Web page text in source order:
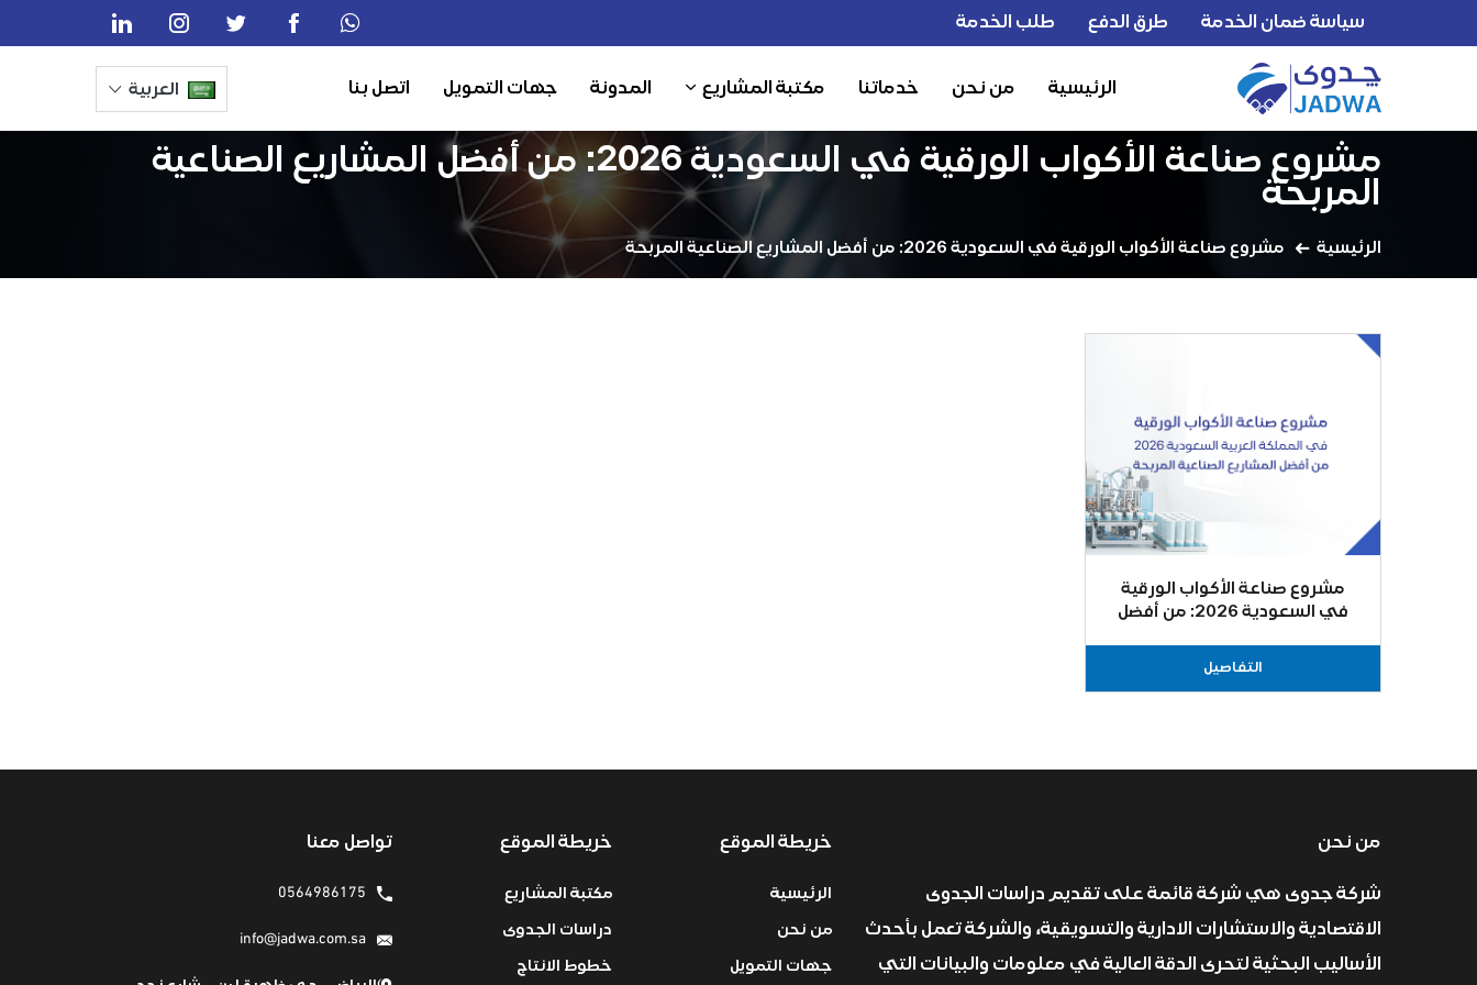
سياسة ضمان الخدمة طرق الدفع طلب الخدمة
الرئيسية من نحن خدماتنا مكتبة المشاريع المدونة جهات التمويل اتصل بنا العربية
مشروع صناعة الأكواب الورقية في السعودية 2026: من أفضل المشاريع الصناعية
المربحة
الرئيسية مشروع صناعة الأكواب الورقية في السعودية 2026: من أفضل المشاريع الصناعية المربحة
مشروع صناعة الأكواب الورقية
في السعودية 2026: من أفضل
التفاصيل
من نحن
شركة جدوى هي شركة قائمة على تقديم دراسات الجدوى
الاقتصادية والاستشارات الادارية والتسويقية، والشركة تعمل بأحدث
الأساليب البحثية لتحرى الدقة العالية في معلومات والبيانات التي
خريطة الموقع
الرئيسية
من نحن
جهات التمويل
خريطة الموقع
مكتبة المشاريع
دراسات الجدوى
خطوط الانتاج
تواصل معنا
0564986175
info@jadwa.com.sa